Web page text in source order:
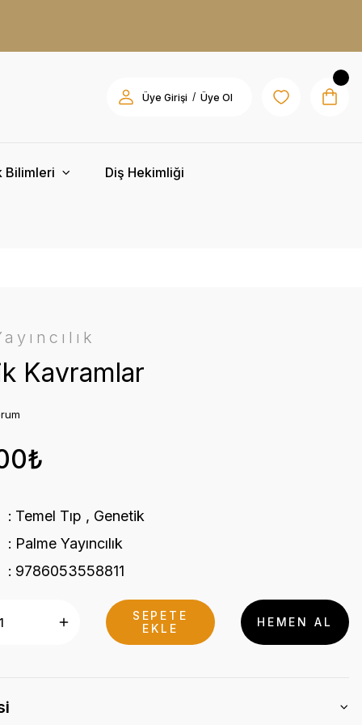
Üye Girişi / Üye Ol
Bilimleri Diş Hekimliği
Kavramlar
Temel Tıp , Genetik
Palme Yayıncılık
9786053558811
SEPETE
EKLE
HEMEN AL